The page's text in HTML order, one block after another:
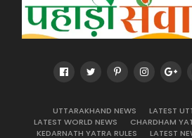
UTTARAKHAND NEWS
LATEST
LATEST WORLD NEWS
CHARDHAM
KEDARNATH YATRA RULES
LATEST